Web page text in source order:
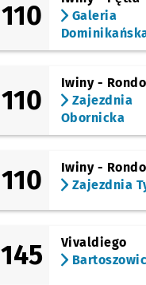
110
Galeria
110
Iwiny - Rondo
Zajezdnia
Obornicka
110
Iwiny - Rondo
Zajezdnia
145
Vivaldiego